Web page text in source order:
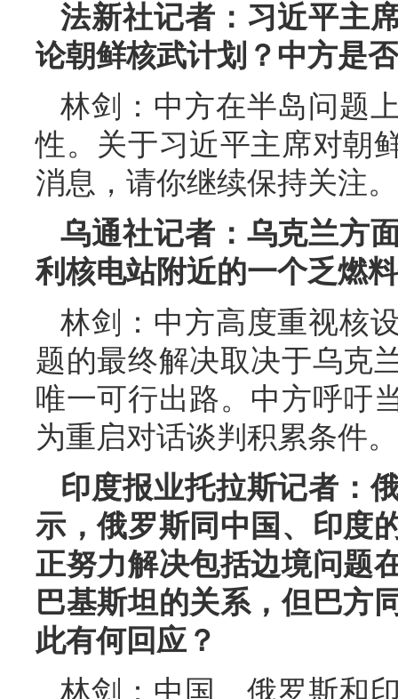
法新社记者：习近平主
论朝鲜核武计划？中方是
林剑：中方在半岛问题
性。关于习近平主席对朝
消息，请你继续保持关注。
乌通社记者：乌克兰方
利核电站附近的一个乏燃
林剑：中方高度重视核
题的最终解决取决于乌克
唯一可行出路。中方呼吁
为重启对话谈判积累条件。
印度报业托拉斯记者：
示，俄罗斯同中国、印度
正努力解决包括边境问题
巴基斯坦的关系，但巴方
此有何回应？
林剑：中国、俄罗斯和